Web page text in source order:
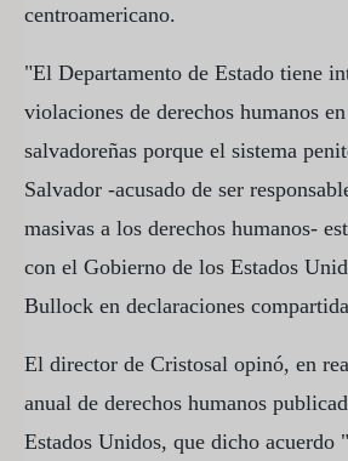
centroamericano.
"El Departamento de Estado tiene
violaciones de derechos humanos
salvadoreñas porque el sistema
Salvador -acusado de ser
masivas a los derechos humanos-
con el Gobierno de los Estados
Bullock en declaraciones
El director de Cristosal opinó, en
anual de derechos humanos
Estados Unidos, que dicho acuerdo